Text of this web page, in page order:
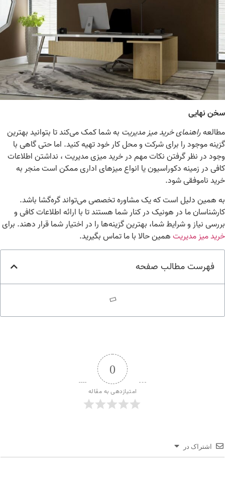
نهایی
راهنمای خرید میز مدیریتبه شما کمک می‌کند تا بتوانید بهترین
موجود را برای شرکت و محل کار خود تهیه کنید.اما حتی گاهی با
در نظر گرفتن نکات مهم در خرید میزی مدیریت ، نداشتن اطلاعات
در زمینه دکوراسیون یا انواع میزهای اداری ممکن است منجر به
ناموفقی شود.
همین دلیل است که یک مشاوره تخصصی می‌تواند گره‌گشا باشد.
ما در هونیک در کنار شما هستند تا با ارائه اطلاعات کافی و
نیاز و شرایط شما، بهترین گزینه‌ها را در اختیار شما قرار دهند. برای
میز مدیریتهمین حالا با ما تماس بگیرید.
فهرست مطالب صفحه
0
امتیازدهی به مقاله
اشتراک در